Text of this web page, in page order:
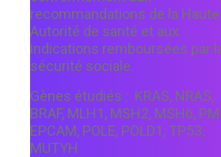
recommandations de la Haute
Autorité de santé et aux
indications remboursées par
sécurité sociale.
Gènes étudiés : KRAS, NRAS,
BRAF, MLH1, MSH2, MSH6,
EPCAM, POLE, POLD1, TP53,
MUTYH